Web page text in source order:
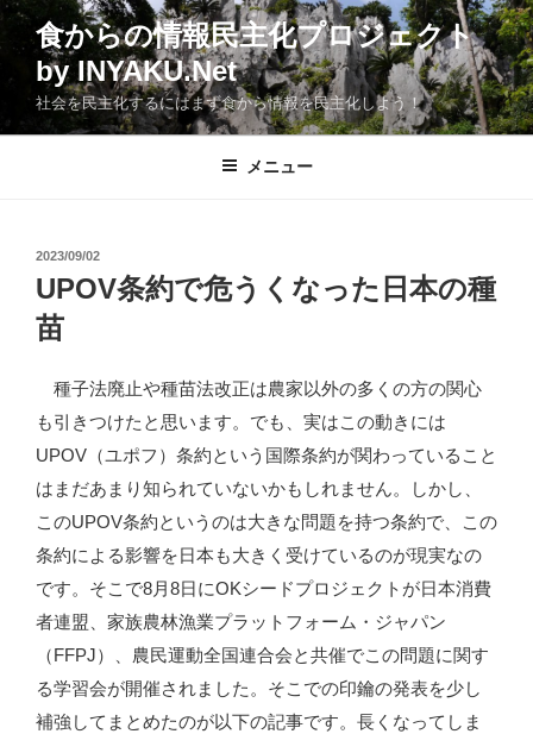
コ
食からの情報民主化プロジェクト
by INYAKU.Net
社会を民主化するにはまず食から情報を民主化しよう！
メニュー
投
稿
日:
2023/09/02
UPOV条約で危うくなった日本の種
苗
種子法廃止や種苗法改正は農家以外の多くの方の関心
も引きつけたと思います。でも、実はこの動きには
UPOV（ユポフ）条約という国際条約が関わっていること
はまだあまり知られていないかもしれません。しかし、
このUPOV条約というのは大きな問題を持つ条約で、この
条約による影響を日本も大きく受けているのが現実なの
です。そこで8月8日にOKシードプロジェクトが日本消費
者連盟、家族農林漁業プラットフォーム・ジャパン
（FFPJ）、農民運動全国連合会と共催でこの問題に関す
る学習会が開催されました。そこでの印鑰の発表を少し
補強してまとめたのが以下の記事です。長くなってしま